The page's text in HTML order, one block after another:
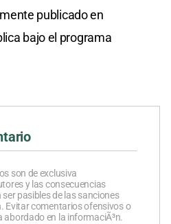
publicado en
bajo el programa
son de exclusiva
y las consecuencias
pasibles de las sanciones
Evitar comentarios ofensivos o
abordado en la informaciÃ³n.